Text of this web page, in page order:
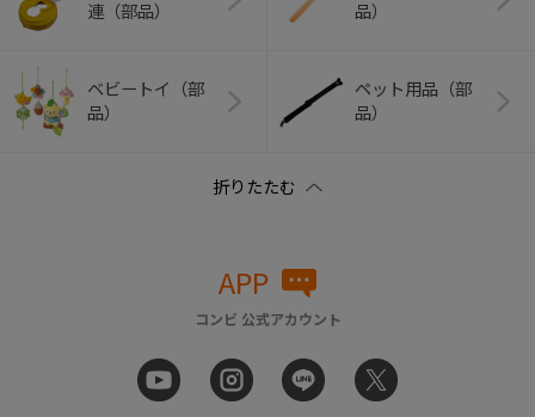
連（部品）
品）
ベビートイ（部
品）
ペット用品（部
品）
APP
コンビ 公式アカウント